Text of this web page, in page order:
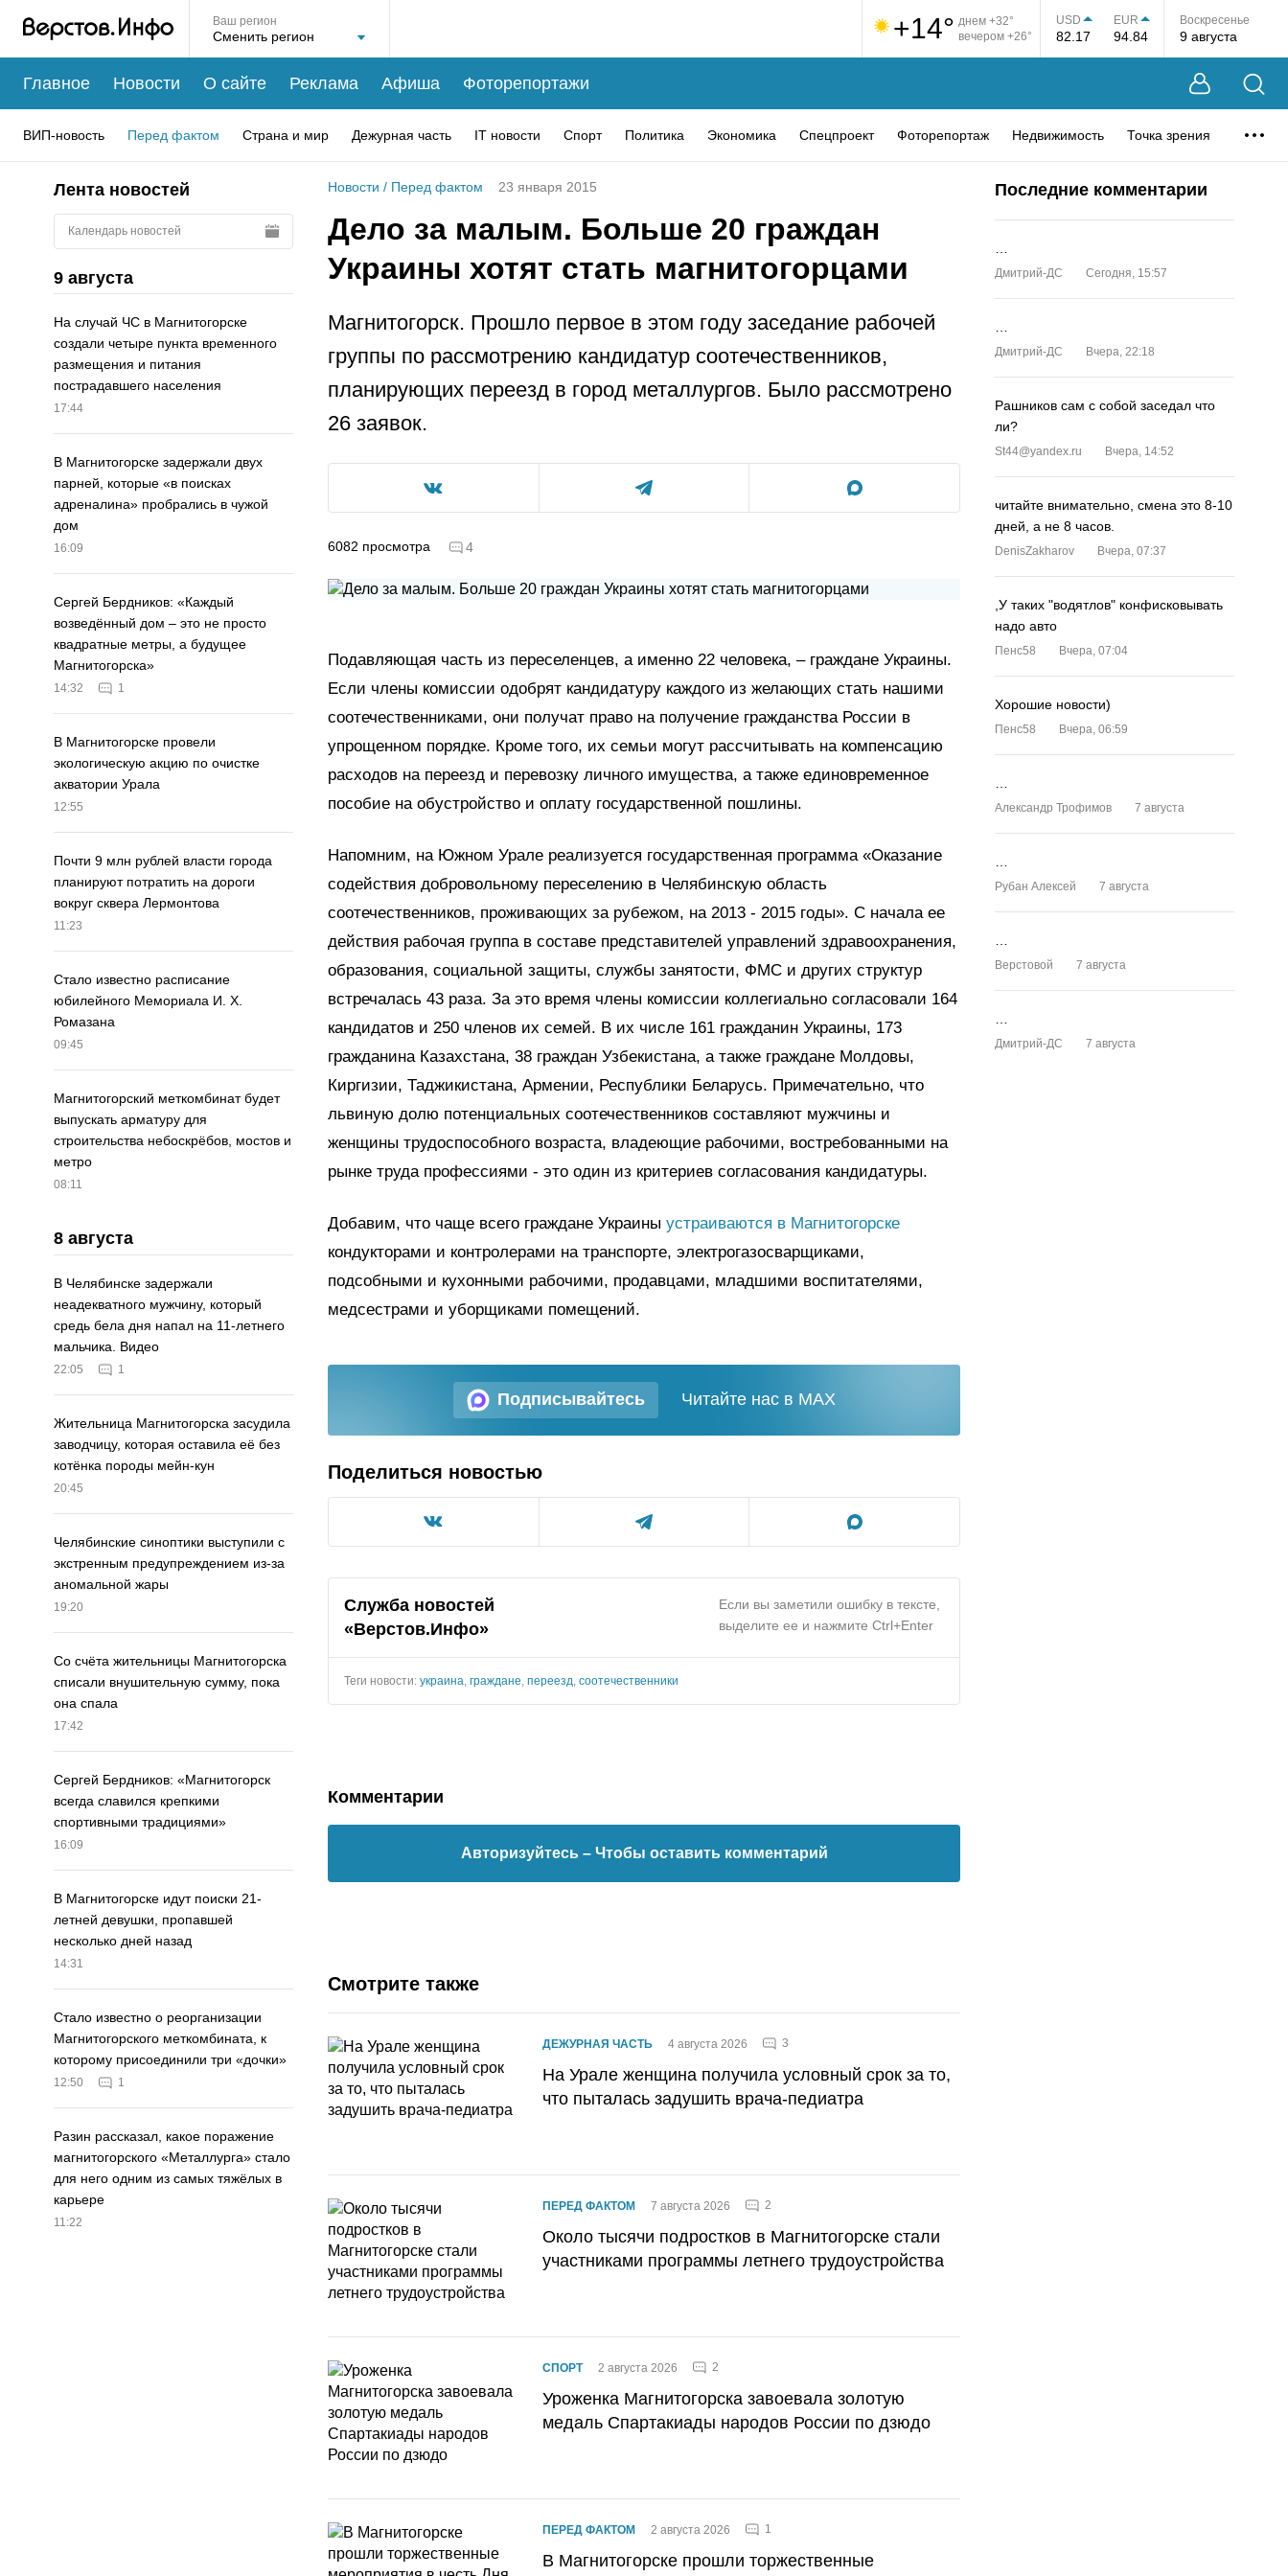
Ваш регион +14° днем +32°
вечером +26°
USD
82.17
EUR
94.84
Воскресенье
9 августа
Главное Новости О сайте Реклама Афиша Фоторепортажи
ВИП-новость Перед фактом Страна и мир Дежурная часть IT новости Спорт Политика Экономика Спецпроект Фоторепортаж Недвижимость Точка зрения
Лента новостей
Календарь новостей
9 августа
На случай ЧС в Магнитогорске
создали четыре пункта временного
размещения и питания
пострадавшего населения
17:44
В Магнитогорске задержали двух
парней, которые «в поисках
адреналина» пробрались в чужой
дом
16:09
Сергей Бердников: «Каждый
возведённый дом – это не просто
квадратные метры, а будущее
Магнитогорска»
14:32 1
В Магнитогорске провели
экологическую акцию по очистке
акватории Урала
12:55
Почти 9 млн рублей власти города
планируют потратить на дороги
вокруг сквера Лермонтова
11:23
Стало известно расписание
юбилейного Мемориала И. Х.
Ромазана
09:45
Магнитогорский меткомбинат будет
выпускать арматуру для
строительства небоскрёбов, мостов и
метро
08:11
8 августа
В Челябинске задержали
неадекватного мужчину, который
средь бела дня напал на 11-летнего
мальчика. Видео
22:05 1
Жительница Магнитогорска засудила
заводчицу, которая оставила её без
котёнка породы мейн-кун
20:45
Челябинские синоптики выступили с
экстренным предупреждением из-за
аномальной жары
19:20
Со счёта жительницы Магнитогорска
списали внушительную сумму, пока
она спала
17:42
Сергей Бердников: «Магнитогорск
всегда славился крепкими
спортивными традициями»
16:09
В Магнитогорске идут поиски 21-
летней девушки, пропавшей
несколько дней назад
14:31
Стало известно о реорганизации
Магнитогорского меткомбината, к
которому присоединили три «дочки»
12:50 1
Разин рассказал, какое поражение
магнитогорского «Металлурга» стало
для него одним из самых тяжёлых в
карьере
11:22
Новости / Перед фактом 23 января 2015
Дело за малым. Больше 20 граждан
Украины хотят стать магнитогорцами
Магнитогорск. Прошло первое в этом году заседание рабочей
группы по рассмотрению кандидатур соотечественников,
планирующих переезд в город металлургов. Было рассмотрено
26 заявок.
6082 просмотра 4
Подавляющая часть из переселенцев, а именно 22 человека, – граждане Украины.
Если члены комиссии одобрят кандидатуру каждого из желающих стать нашими
соотечественниками, они получат право на получение гражданства России в
упрощенном порядке. Кроме того, их семьи могут рассчитывать на компенсацию
расходов на переезд и перевозку личного имущества, а также единовременное
пособие на обустройство и оплату государственной пошлины.
Напомним, на Южном Урале реализуется государственная программа «Оказание
содействия добровольному переселению в Челябинскую область
соотечественников, проживающих за рубежом, на 2013 - 2015 годы». С начала ее
действия рабочая группа в составе представителей управлений здравоохранения,
образования, социальной защиты, службы занятости, ФМС и других структур
встречалась 43 раза. За это время члены комиссии коллегиально согласовали 164
кандидатов и 250 членов их семей. В их числе 161 гражданин Украины, 173
гражданина Казахстана, 38 граждан Узбекистана, а также граждане Молдовы,
Киргизии, Таджикистана, Армении, Республики Беларусь. Примечательно, что
львиную долю потенциальных соотечественников составляют мужчины и
женщины трудоспособного возраста, владеющие рабочими, востребованными на
рынке труда профессиями - это один из критериев согласования кандидатуры.
Добавим, что чаще всего граждане Украины устраиваются в Магнитогорске
кондукторами и контролерами на транспорте, электрогазосварщиками,
подсобными и кухонными рабочими, продавцами, младшими воспитателями,
медсестрами и уборщиками помещений.
Подписывайтесь Читайте нас в MAX
Поделиться новостью
Служба новостей
«Верстов.Инфо»
Если вы заметили ошибку в тексте,
выделите ее и нажмите Ctrl+Enter
Теги новости: украина граждане переезд соотечественники
Комментарии
Авторизуйтесь – Чтобы оставить комментарий
Смотрите также
ДЕЖУРНАЯ ЧАСТЬ 4 августа 2026 3
На Урале женщина получила условный срок за то,
что пыталась задушить врача-педиатра
ПЕРЕД ФАКТОМ 7 августа 2026 2
Около тысячи подростков в Магнитогорске стали
участниками программы летнего трудоустройства
СПОРТ 2 августа 2026 2
Уроженка Магнитогорска завоевала золотую
медаль Спартакиады народов России по дзюдо
ПЕРЕД ФАКТОМ 2 августа 2026 1
В Магнитогорске прошли торжественные
Последние комментарии
Дмитрий-ДС Сегодня, 15:57
Дмитрий-ДС Вчера, 22:18
Рашников сам с собой заседал что
ли?
St44@yandex.ru Вчера, 14:52
читайте внимательно, смена это 8-10
дней, а не 8 часов.
DenisZakharov Вчера, 07:37
,У таких "водятлов" конфисковывать
надо авто
Пенс58 Вчера, 07:04
Хорошие новости)
Пенс58 Вчера, 06:59
Александр Трофимов 7 августа
Рубан Алексей 7 августа
Верстовой 7 августа
Дмитрий-ДС 7 августа